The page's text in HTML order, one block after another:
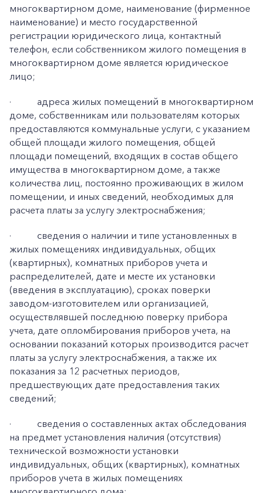
многоквартирном доме, наименование (фирменное
наименование) и место государственной
регистрации юридического лица, контактный
телефон, если собственником жилого помещения в
многоквартирном доме является юридическое
лицо;
·
адреса жилых помещений в многоквартирном
доме, собственникам или пользователям которых
предоставляются коммунальные услуги, с указанием
общей площади жилого помещения, общей
площади помещений, входящих в состав общего
имущества в многоквартирном доме, а также
количества лиц, постоянно проживающих в жилом
помещении, и иных сведений, необходимых для
расчета платы за услугу электроснабжения;
·
сведения о наличии и типе установленных в
жилых помещениях индивидуальных, общих
(квартирных), комнатных приборов учета и
распределителей, дате и месте их установки
(введения в эксплуатацию), сроках поверки
заводом-изготовителем или организацией,
осуществлявшей последнюю поверку прибора
учета, дате опломбирования приборов учета, на
основании показаний которых производится расчет
платы за услугу электроснабжения, а также их
показания за 12 расчетных периодов,
предшествующих дате предоставления таких
сведений;
·
сведения о составленных актах обследования
на предмет установления наличия (отсутствия)
технической возможности установки
индивидуальных, общих (квартирных), комнатных
приборов учета в жилых помещениях